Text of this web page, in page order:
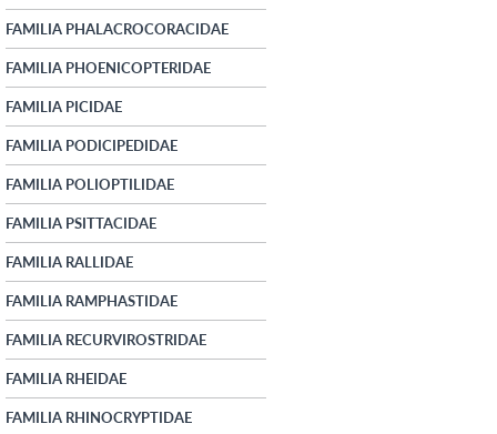
FAMILIA PHALACROCORACIDAE
FAMILIA PHOENICOPTERIDAE
FAMILIA PICIDAE
FAMILIA PODICIPEDIDAE
FAMILIA POLIOPTILIDAE
FAMILIA PSITTACIDAE
FAMILIA RALLIDAE
FAMILIA RAMPHASTIDAE
FAMILIA RECURVIROSTRIDAE
FAMILIA RHEIDAE
FAMILIA RHINOCRYPTIDAE